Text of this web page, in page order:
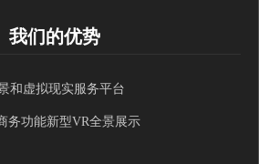
我们的优势
和虚拟现实服务平台
务功能新型VR全景展示